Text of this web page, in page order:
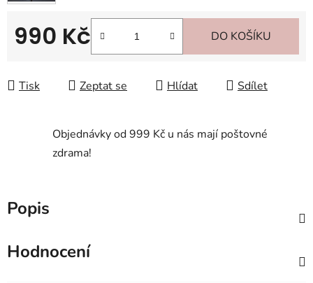
990 Kč DO KOŠÍKU
Tisk Zeptat se Hlídat Sdílet
Objednávky od 999 Kč u nás mají poštovné
zdrama!
Popis
Hodnocení